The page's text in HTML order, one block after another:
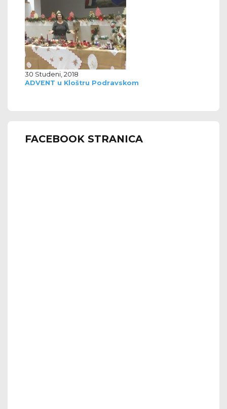
30 Studeni, 2018
ADVENT u Kloštru Podravskom
FACEBOOK STRANICA